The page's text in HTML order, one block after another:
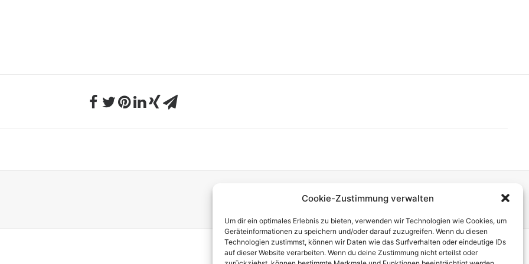
Cookie-Zustimmung verwalten
Um dir ein optimales Erlebnis zu bieten, verwenden wir Technologien wie Cookies, um
Geräteinformationen zu speichern und/oder darauf zuzugreifen. Wenn du diesen
Technologien zustimmst, können wir Daten wie das Surfverhalten oder eindeutige IDs
auf dieser Website verarbeiten. Wenn du deine Zustimmung nicht erteilst oder